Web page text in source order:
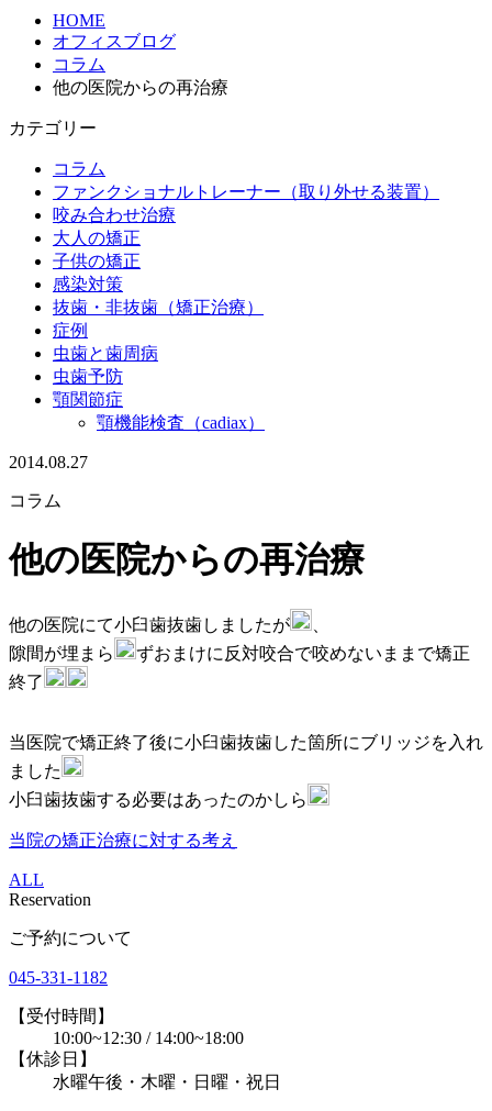
HOME
オフィスブログ
コラム
他の医院からの再治療
カテゴリー
コラム
ファンクショナルトレーナー（取り外せる装置）
咬み合わせ治療
大人の矯正
子供の矯正
感染対策
抜歯・非抜歯（矯正治療）
症例
虫歯と歯周病
虫歯予防
顎関節症
顎機能検査（cadiax）
2014.08.27
コラム
他の医院からの再治療
他の医院にて小臼歯抜歯しましたが
隙間が埋まら
ずおまけに反対咬合で咬めないままで矯正
終了
当医院で矯正終了後に小臼歯抜歯した箇所にブリッジを入れ
ました
小臼歯抜歯する必要はあったのかしら
当院の矯正治療に対する考え
ALL
Reservation
ご予約について
045-331-1182
【受付時間】
10:00~12:30 / 14:00~18:00
【休診日】
水曜午後・木曜・日曜・祝日